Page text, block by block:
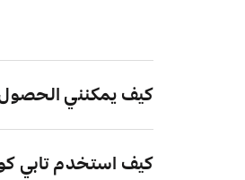
كيف يمكنني
كيف استخدم تابي